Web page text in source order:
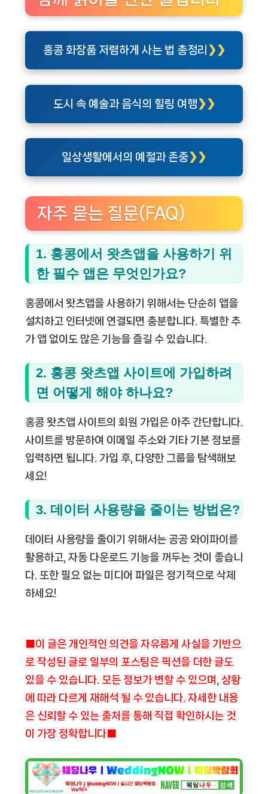
홍콩 화장품 저렴하게 사는 법 총정리
도시 속 예술과 음식의 힐링 여행
일상생활에서의 예절과 존중
자주 묻는 질문(FAQ)
1. 홍콩에서 왓츠앱을 사용하기 위
한 필수 앱은 무엇인가요?
홍콩에서 왓츠앱을 사용하기 위해서는 단순히 앱을
설치하고 인터넷에 연결되면 충분합니다. 특별한 추
가 앱 없이도 많은 기능을 즐길 수 있습니다.
2. 홍콩 왓츠앱 사이트에 가입하려
면 어떻게 해야 하나요?
홍콩 왓츠앱 사이트의 회원 가입은 아주 간단합니다.
사이트를 방문하여 이메일 주소와 기타 기본 정보를
입력하면 됩니다. 가입 후, 다양한 그룹을 탐색해보
세요!
3. 데이터 사용량을 줄이는 방법은?
데이터 사용량을 줄이기 위해서는 공공 와이파이를
활용하고, 자동 다운로드 기능을 꺼두는 것이 좋습니
다. 또한 필요 없는 미디어 파일은 정기적으로 삭제
하세요!
■이 글은 개인적인 의견을 자유롭게 사실을 기반으
로 작성된 글로 일부의 포스팅은 픽션을 더한 글도
있을 수 있습니다. 모든 정보가 변할 수 있으며, 상황
에 따라 다르게 재해석 될 수 있습니다. 자세한 내용
은 신뢰할 수 있는 출처를 통해 직접 확인하시는 것
이 가장 정확합니다■